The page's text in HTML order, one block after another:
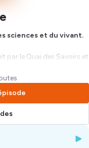
sciences et du vivant.
par le Quai des Savoirs et
de-confidentialite